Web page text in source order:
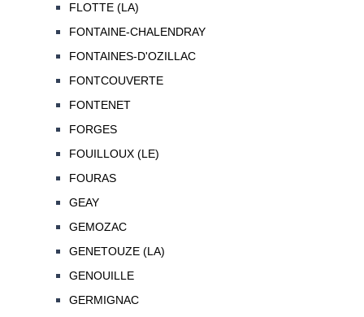
FLOTTE (LA)
FONTAINE-CHALENDRAY
FONTAINES-D'OZILLAC
FONTCOUVERTE
FONTENET
FORGES
FOUILLOUX (LE)
FOURAS
GEAY
GEMOZAC
GENETOUZE (LA)
GENOUILLE
GERMIGNAC